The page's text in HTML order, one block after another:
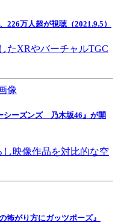
226万人超が視聴（2021.9.5）
たXRやバーチャルTGC
シーズンズ 乃木坂46』が開
映像作品を対比的な空
怖がり方にガッツポーズ』